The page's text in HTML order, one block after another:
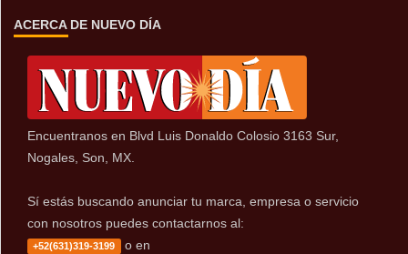
ACERCA DE NUEVO DÍA
Encuentranos en Blvd Luis Donaldo Colosio 3163 Sur,
Nogales, Son, MX.
Sí estás buscando anunciar tu marca, empresa o servicio
con nosotros puedes contactarnos al:
+52(631)319-3199 o en